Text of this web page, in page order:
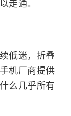
走通。
低迷，折叠
机厂商提供
么几乎所有